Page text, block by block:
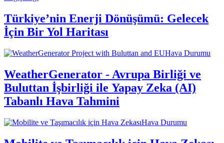
Türkiye’nin Enerji Dönüşümü: Gelecek
İçin Bir Yol Haritası
Hava Durumu
WeatherGenerator - Avrupa Birliği ve
Buluttan İşbirliği ile Yapay Zeka (AI)
Tabanlı Hava Tahmini
Hava Durumu